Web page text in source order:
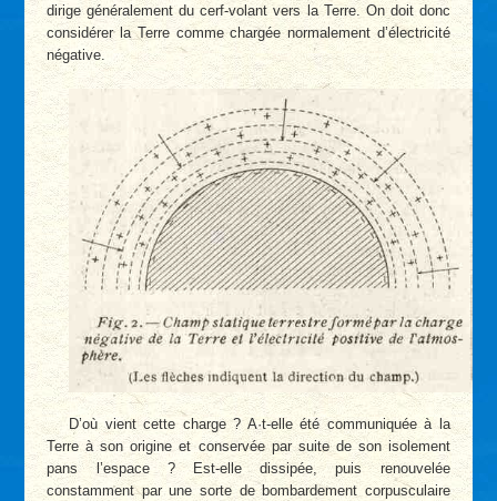
dirige généralement du cerf-volant vers la Terre. On doit donc
considérer la Terre comme chargée normalement d’électricité
négative.
D’où vient cette charge ? A·t-elle été communiquée à la
Terre à son origine et conservée par suite de son isolement
pans l’espace ? Est-elle dissipée, puis renouvelée
constamment par une sorte de bombardement corpusculaire